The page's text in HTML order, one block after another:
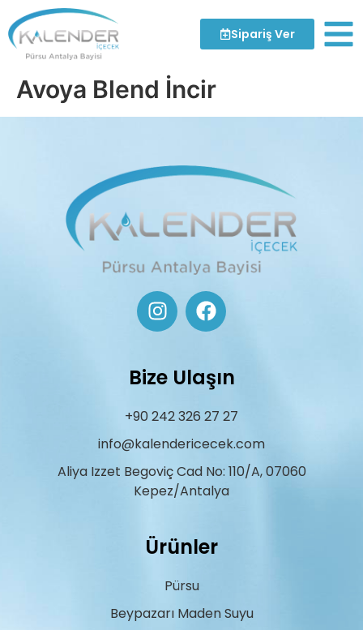
Sipariş Ver
Avoya Blend İncir
Bize Ulaşın
+90 242 326 27 27
info@kalendericecek.com
Aliya Izzet Begoviç Cad No: 110/A, 07060
Kepez/Antalya
Ürünler
Pürsu
Beypazarı Maden Suyu